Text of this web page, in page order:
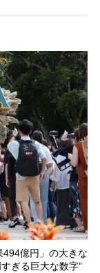
億円」の大きな
ぎる巨大な数字”